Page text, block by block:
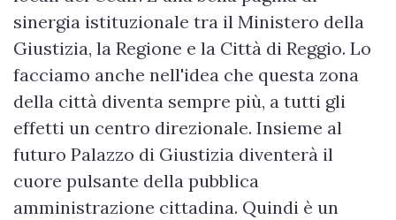
sinergia istituzionale tra il Ministero della
Giustizia, la Regione e la Città di Reggio. Lo
facciamo anche nell'idea che questa zona
della città diventa sempre più, a tutti gli
effetti un centro direzionale. Insieme al
futuro Palazzo di Giustizia diventerà il
cuore pulsante della pubblica
amministrazione cittadina. Quindi è un